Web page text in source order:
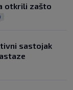
otkrili zašto
sastojak